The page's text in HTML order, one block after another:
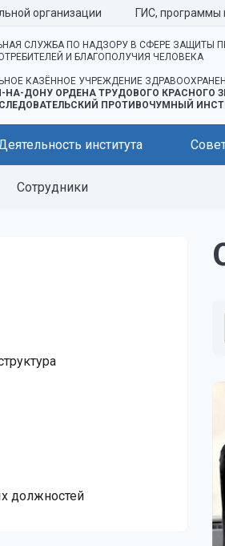
организации ГИС, программы
СЛУЖБА ПО НАДЗОРУ В СФЕРЕ ЗАЩИТЫ
И БЛАГОПОЛУЧИЯ ЧЕЛОВЕКА
КАЗЁННОЕ УЧРЕЖДЕНИЕ
НА-ДОНУ ОРДЕНА ТРУДОВОГО КРАСНОГО
ПРОТИВОЧУМНЫЙ
института
Сотрудники
должностей